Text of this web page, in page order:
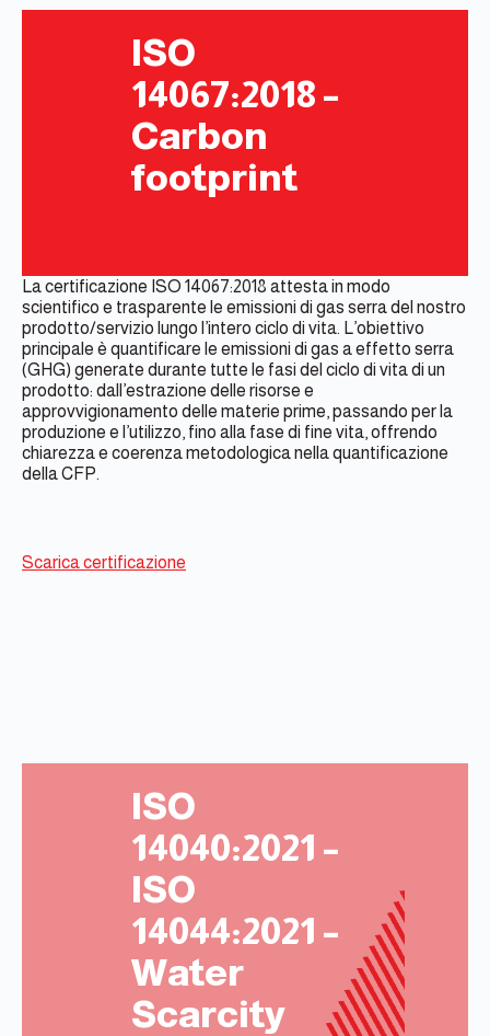
ISO
14067:2018 –
Carbon
footprint
La certificazione ISO 14067:2018 attesta in modo
scientifico e trasparente le emissioni di gas serra del nostro
prodotto/servizio lungo l’intero ciclo di vita. L’obiettivo
principale è quantificare le emissioni di gas a effetto serra
(GHG) generate durante tutte le fasi del ciclo di vita di un
prodotto: dall’estrazione delle risorse e
approvvigionamento delle materie prime, passando per la
produzione e l’utilizzo, fino alla fase di fine vita, offrendo
chiarezza e coerenza metodologica nella quantificazione
della CFP.
Scarica certificazione
ISO
14040:2021 –
ISO
14044:2021 –
Water
Scarcity